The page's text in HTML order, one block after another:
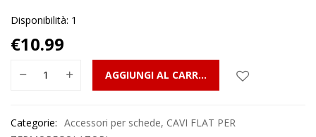
Disponibilità: 1
€10.99
AGGIUNGI AL CARRELLO
Categorie: Accessori per schede, CAVI FLAT PER